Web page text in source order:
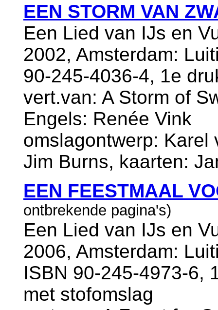
EEN STORM VAN
Een Lied van IJs en
2002, Amsterdam:
90-245-4036-4, 1e
vert.van: A Storm of
Engels: Renée Vink
omslagontwerp: Karel
Jim Burns, kaarten:
EEN FEESTMAAL
ontbrekende pagina's)
Een Lied van IJs en
2006, Amsterdam:
ISBN 90-245-4973-6,
met stofomslag